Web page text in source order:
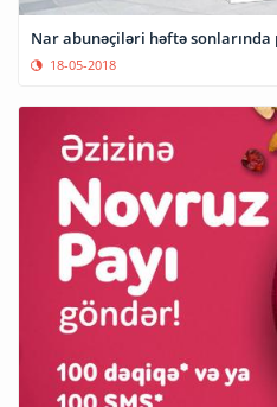
Nar abunəçiləri həftə sonlarında
18-05-2018